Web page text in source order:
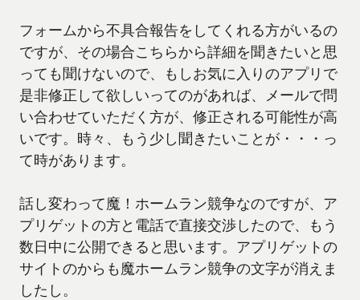
フォームから不具合報告をしてくれる方がいるの
ですが、その場合こちらから詳細を聞きたいと思
っても聞けないので、もしお気に入りのアプリで
是非修正して欲しいってのがあれば、メールで問
い合わせていただく方が、修正される可能性が高
いです。時々、もう少し聞きたいことが・・・っ
て時があります。
話し変わって魔！ホームラン競争なのですが、ア
プリゲットの方と電話で直接交渉したので、もう
数日中に公開できると思います。アプリゲットの
サイトのからも魔ホームラン競争の文字が消えま
したし。